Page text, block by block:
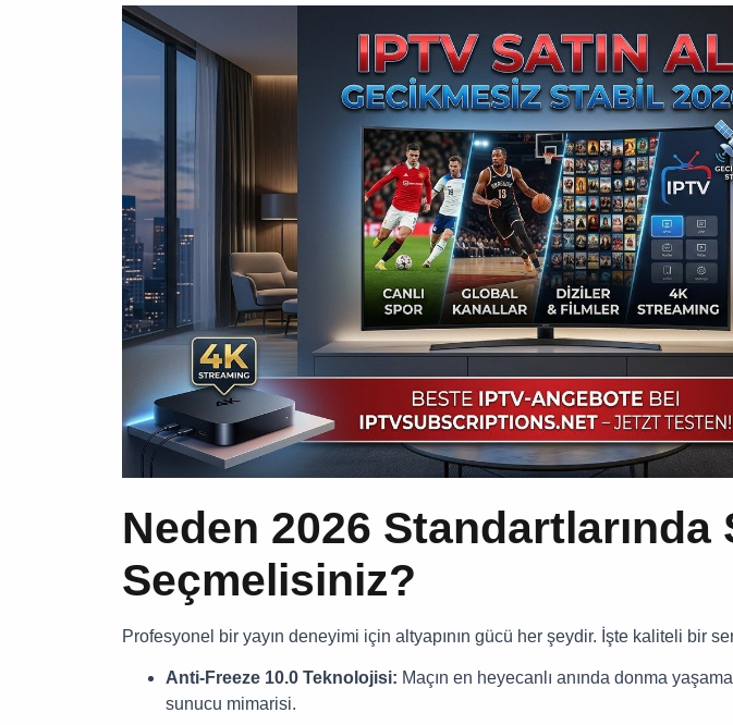
Neden 2026 Standartlarında
Seçmelisiniz?
Profesyonel bir yayın deneyimi için altyapının gücü her şeydir. İşte kaliteli bir
Anti-Freeze 10.0 Teknolojisi: Maçın en heyecanlı anında donma
sunucu mimarisi.